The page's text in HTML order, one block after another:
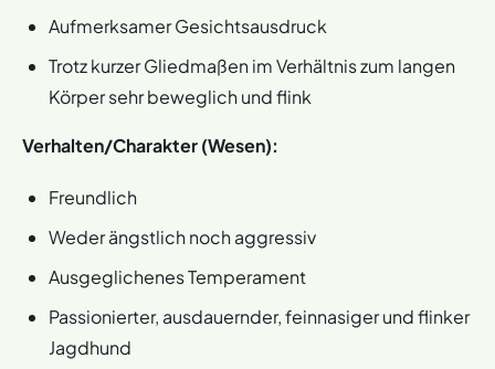
Aufmerksamer Gesichtsausdruck
Trotz kurzer Gliedmaßen im Verhältnis zum langen
Körper sehr beweglich und flink
Verhalten/Charakter (Wesen):
Freundlich
Weder ängstlich noch aggressiv
Ausgeglichenes Temperament
Passionierter, ausdauernder, feinnasiger und flinker
Jagdhund